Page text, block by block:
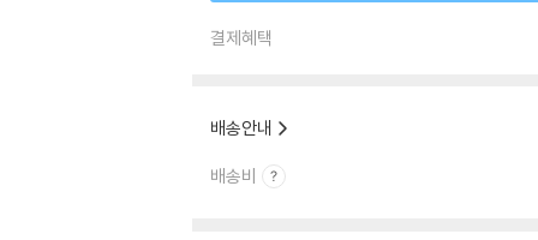
결제혜택
배송안내
배송비